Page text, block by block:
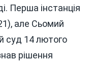
Перша інстанція
але Сьомий
суд 14 лютого
рішення